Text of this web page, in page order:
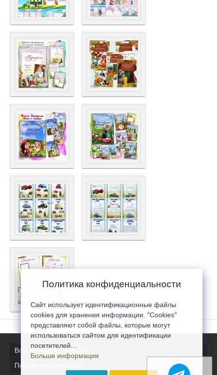
Все последние новости
Полная версия сайта
Политика конфиденциальности
Сайт использует идентификационные файлы
cookies для хранения информации. "Cookies"
представляют собой файлы, которые могут
использоваться сайтом для идентификации
посетителей...
Больше информации